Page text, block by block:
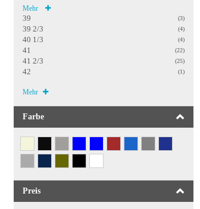
Mehr
(3)
39
(4)
39 2/3
(4)
40 1/3
(22)
41
(25)
41 2/3
(1)
42
Mehr
Farbe
Preis